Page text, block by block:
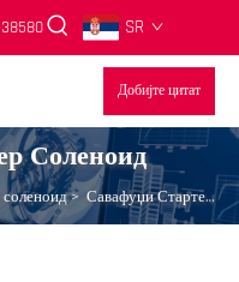
SR
Добијте цитат
Соленоид
> Савафуџи Стартер Соленоид